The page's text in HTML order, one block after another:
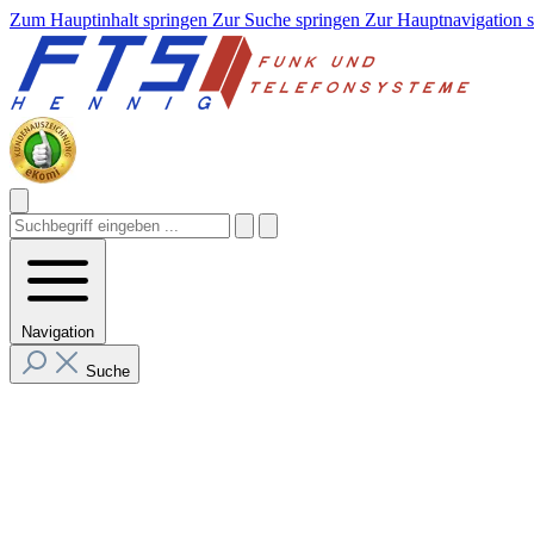
Zum Hauptinhalt springen Zur Suche springen Zur Hauptnavigation
Navigation
Suche